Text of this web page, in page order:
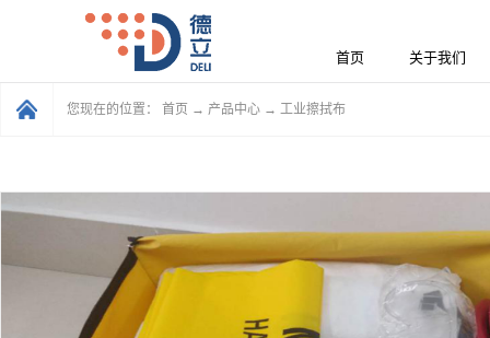
首页 关于我们
您现在的位置： 首页 → 产品中心 → 工业擦拭布